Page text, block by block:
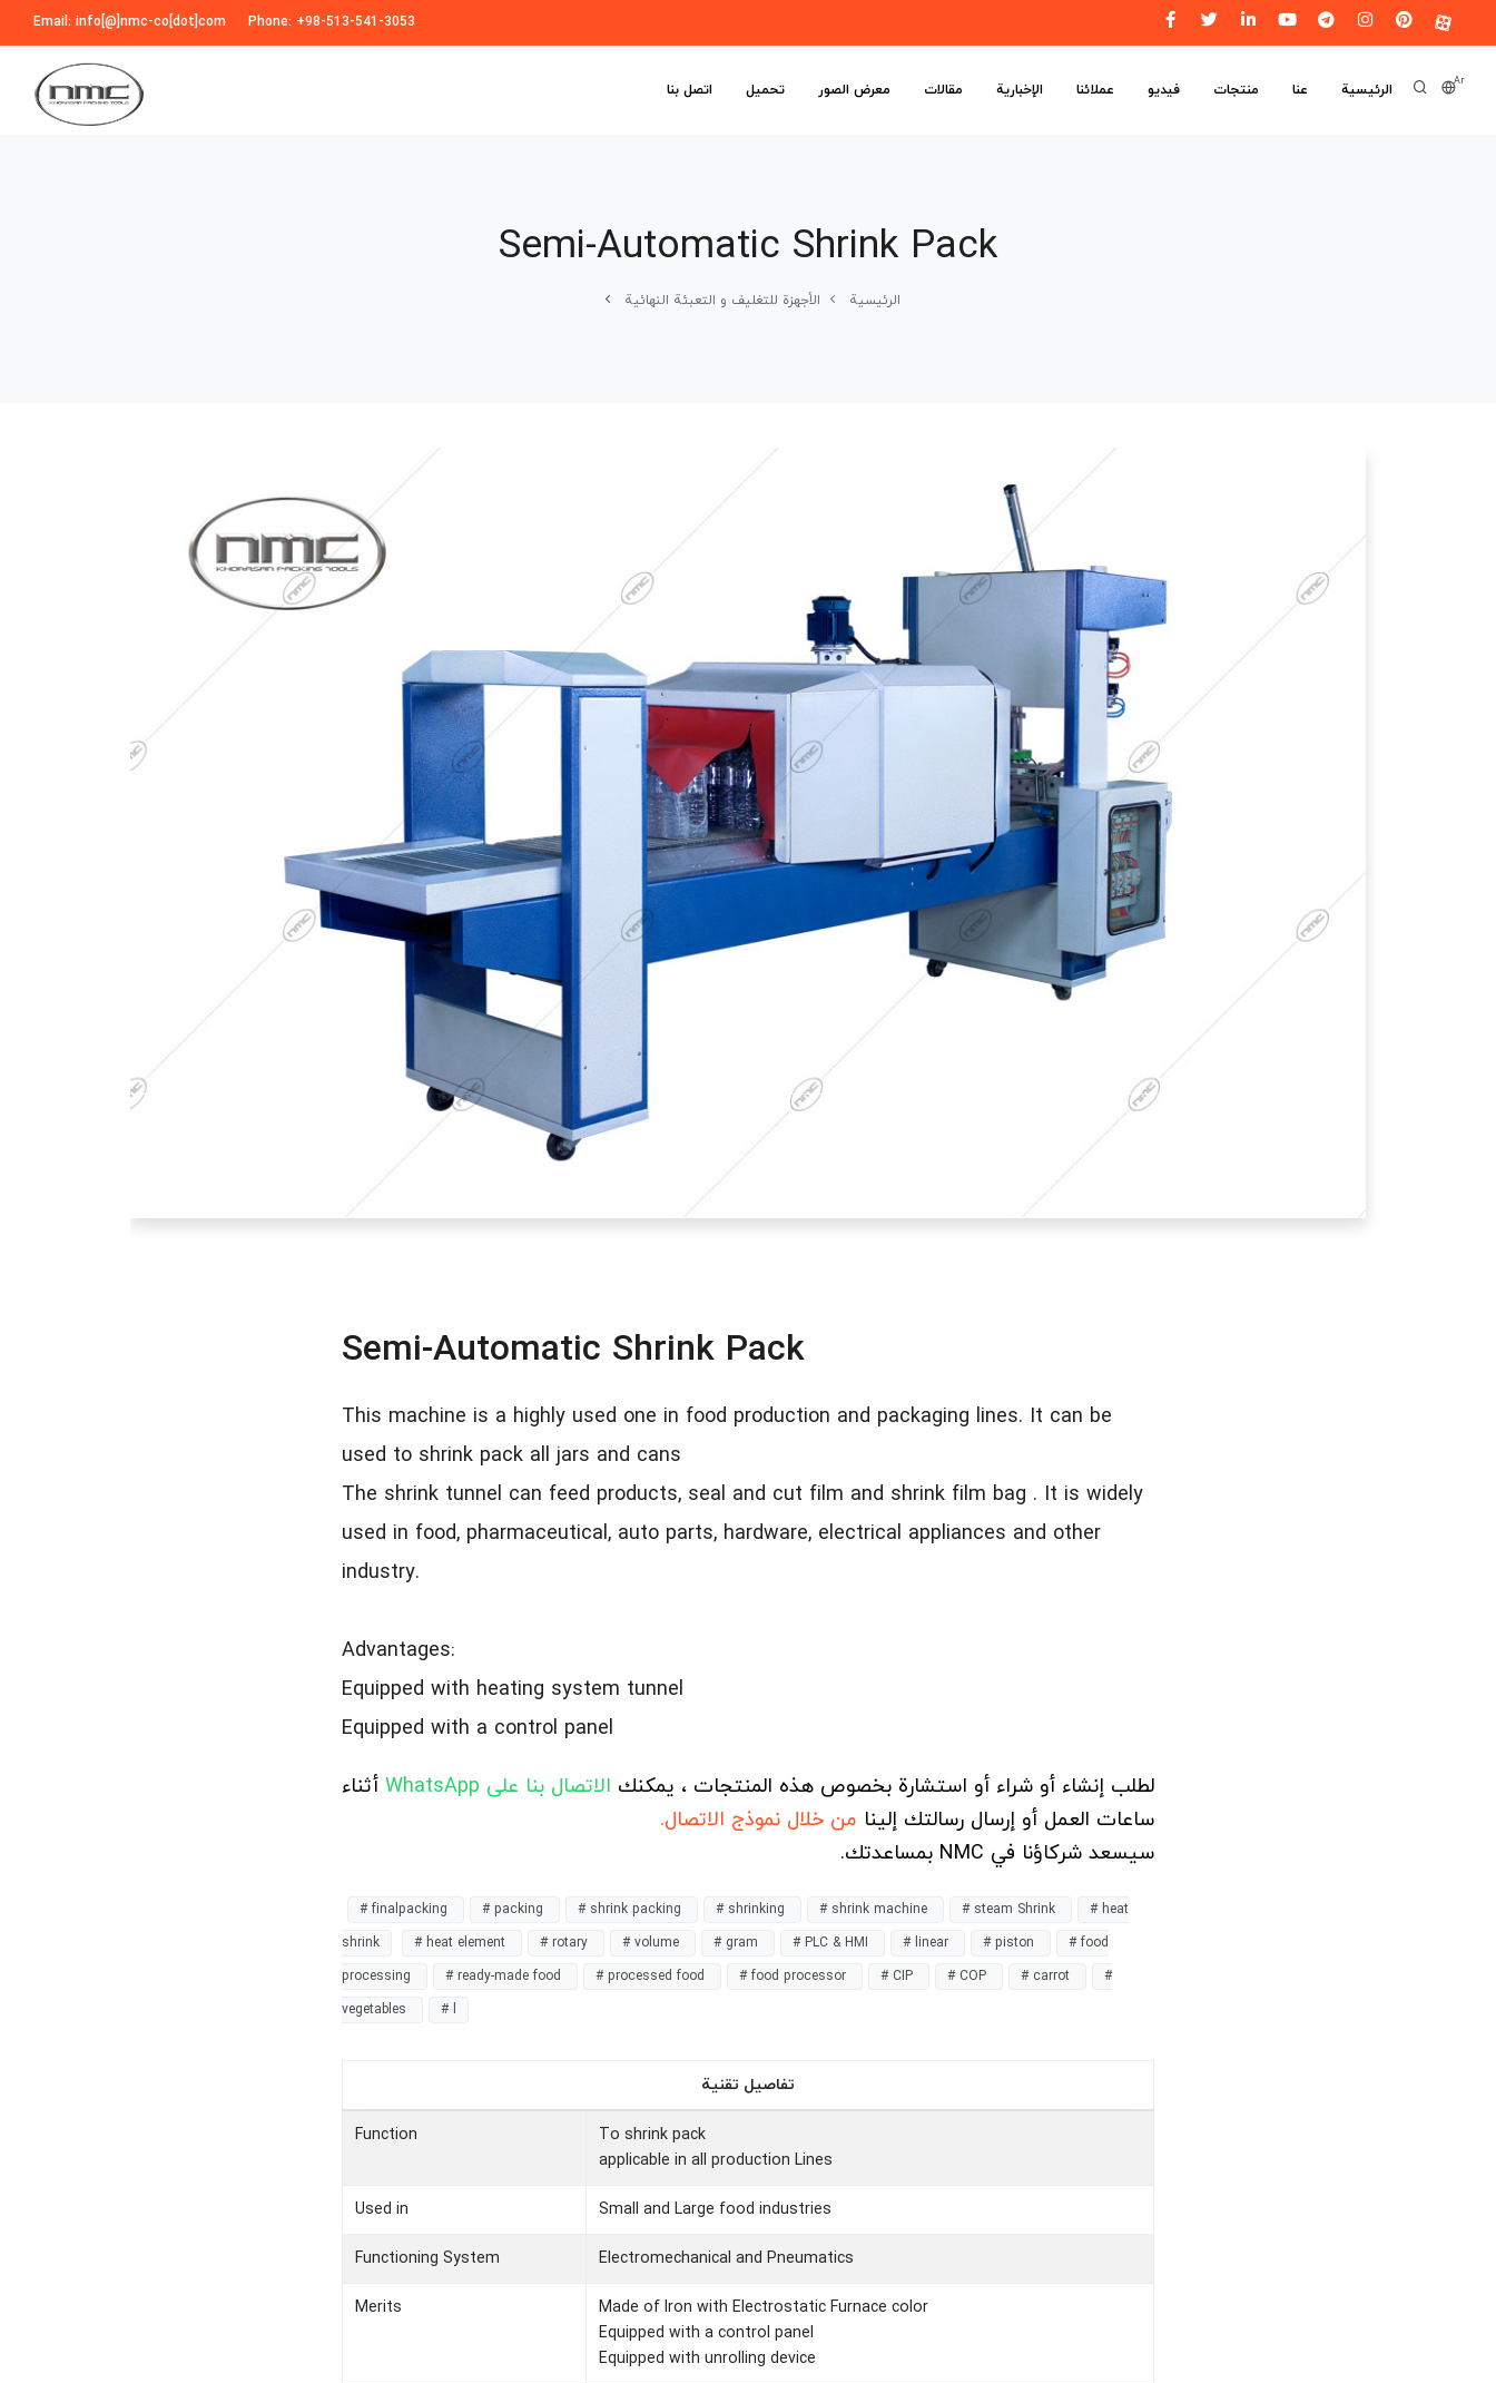
Phone: +98-513-541-3053
Email: info[@]nmc-co[dot]com
Ar
الرئیسیة عنا منتجات فيديو عملائنا الإخبارية مقالات معرض الصور تحميل اتصل بنا
Semi-Automatic Shrink Pack
الرئیسیة الأجهزة للتغلیف و التعبئة النهائیة
Semi-Automatic Shrink Pack
This machine is a highly used one in food production and packaging lines. It can be
used to shrink pack all jars and cans
The shrink tunnel can feed products, seal and cut film and shrink film bag . It is widely
used in food, pharmaceutical, auto parts, hardware, electrical appliances and other
industry.
Advantages:
Equipped with heating system tunnel
Equipped with a control panel
لطلب إنشاء أو شراء أو استشارة بخصوص هذه المنتجات ، يمكنك الاتصال بنا على WhatsApp
أثناء
ساعات العمل أو إرسال رسالتك إلينا من خلال نموذج الاتصال.
سيسعد شركاؤنا في NMC بمساعدتك.
# finalpacking # packing # shrink packing # shrinking # shrink machine # steam Shrink
# heat
shrink
# heat element # rotary # volume # gram # PLC & HMI # linear # piston
# food
processing
# ready-made food # processed food # food processor # CIP # COP # carrot
#
vegetables
# l
تفاصيل تقنية
Function
To shrink pack
applicable in all production Lines
Used in Small and Large food industries
Functioning System Electromechanical and Pneumatics
Merits
Made of Iron with Electrostatic Furnace color
Equipped with a control panel
Equipped with unrolling device